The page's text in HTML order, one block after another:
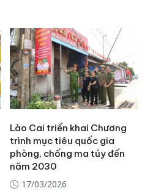
Lào Cai triển khai Chương
trình mục tiêu quốc gia
phòng, chống ma túy đến
năm 2030
17/03/2026